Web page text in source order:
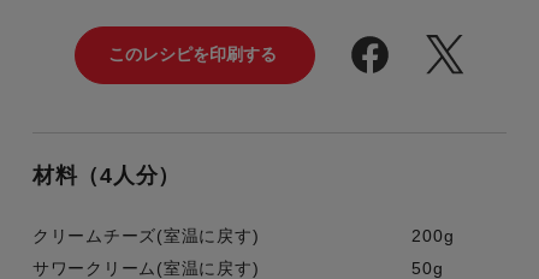
材料（4人分）
クリームチーズ(室温に戻す)
200g
サワークリーム(室温に戻す)
50g